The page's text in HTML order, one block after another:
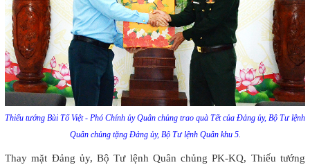
Thiếu tướng Bùi Tố Việt - Phó Chính ủy Quân chủng trao quà Tết của Đảng ủy, Bộ Tư lệnh
Quân chủng tặng Đảng ủy, Bộ Tư lệnh Quân khu 5.
Thay mặt Đảng ủy, Bộ Tư lệnh Quân chủng PK-KQ, Thiếu tướng